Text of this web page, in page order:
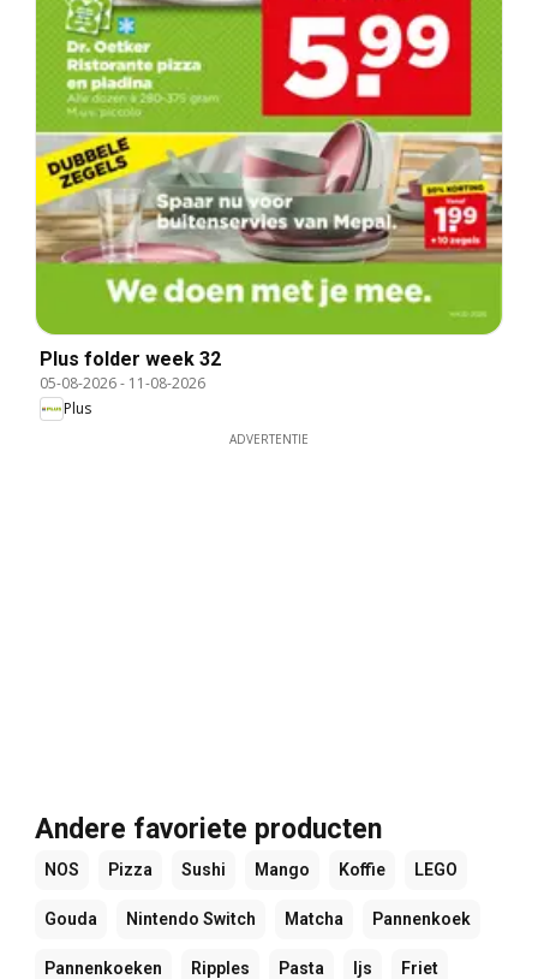
Plus folder week 32
05-08-2026- 11-08-2026
Plus
ADVERTENTIE
Andere favoriete producten
NOS Pizza Sushi Mango Koffie LEGO
Gouda Nintendo Switch Matcha Pannenkoek
Pannenkoeken Ripples Pasta Ijs Friet